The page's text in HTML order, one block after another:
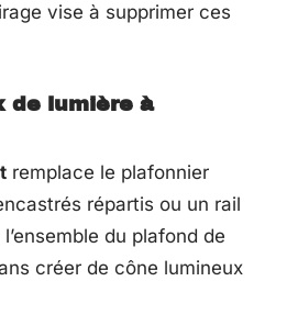
vise à supprimer ces
de lumière à
remplace le plafonnier
répartis ou un rail
du plafond de
créer de cône lumineux